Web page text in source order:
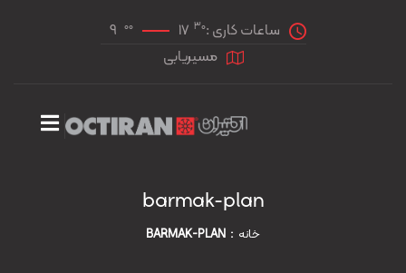
ساعات کاری : 17 30
9 00
مسیریابی
barmak-plan
خانه BARMAK-PLAN